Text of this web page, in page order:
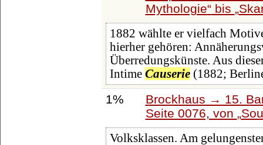
Mythologie bis
1882 wählte er vielfach
hierher gehören:
Überredungskünste. Aus
Intime Causerie(1882;
1%
Brockhaus → 15.
Seite 0076, von
Volksklassen. Am